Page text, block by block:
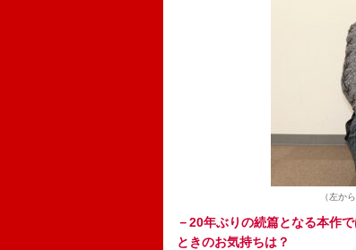
（左か
－20年ぶりの続篇となる本作
ときのお気持ちは？